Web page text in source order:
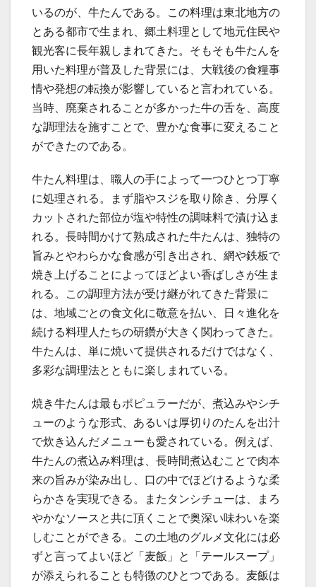
いるのが、牛たんである。この料理は東北地方の
とある都市で生まれ、郷土料理として地元住民や
観光客に長年親しまれてきた。そもそも牛たんを
用いた料理が普及した背景には、大戦後の食糧事
情や発想の転換が影響していると言われている。
当時、廃棄されることが多かった牛の舌を、高度
な調理法を施すことで、豊かな食事に変えること
ができたのである。
牛たん料理は、職人の手によって一つひとつ丁寧
に処理される。まず脂やスジを取り除き、分厚く
カットされた部位が塩や特性の調味料で漬け込ま
れる。長時間かけて熟成された牛たんは、独特の
旨みとやわらかな食感が引き出され、網や鉄板で
焼き上げることによってほどよい香ばしさが生ま
れる。この調理方法が受け継がれてきた背景に
は、地域ごとの食文化に敬意を払い、日々進化を
続ける料理人たちの研鑽が大きく関わってきた。
牛たんは、単に焼いて提供されるだけではなく、
多彩な調理法とともに楽しまれている。
焼き牛たんは最もポピュラーだが、煮込みやシチ
ューのような形式、あるいは厚切りのたんを出汁
で炊き込んだメニューも愛されている。例えば、
牛たんの煮込み料理は、長時間煮込むことで肉本
来の旨みが染み出し、口の中でほどけるような柔
らかさを実現できる。またタンシチューは、まろ
やかなソースと共に頂くことで奥深い味わいを楽
しむことができる。この土地のグルメ文化には必
ずと言ってよいほど「麦飯」と「テールスープ」
が添えられることも特徴のひとつである。麦飯は